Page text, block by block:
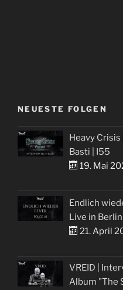
NEUESTE FOLGEN
Heavy
Basti | I55
19. Mai
Endlich
Live in
21. April
VREID |
Album "The